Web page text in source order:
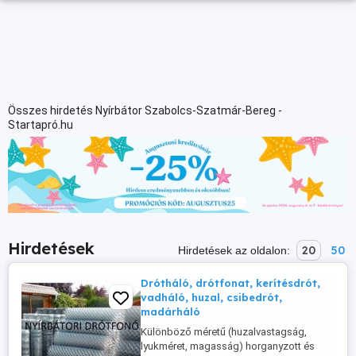
Összes hirdetés Nyírbátor Szabolcs-Szatmár-Bereg -
Startapró.hu
Hirdetések Hirdetések az oldalon: 20 50
Drótháló, drótfonat, kerítésdrót,
vadháló, huzal, csibedrót,
madárháló
Különböző méretű (huzalvastagság,
lyukméret, magasság) horganyzott és